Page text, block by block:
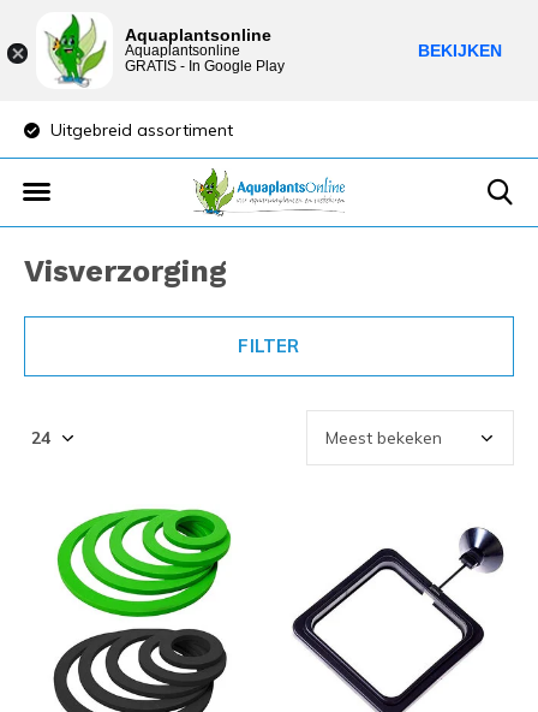
Uitgebreid assortiment
Visverzorging
FILTER
Aquaplantsonline
Aquaplantsonline
GRATIS - In Google Play
BEKIJKEN